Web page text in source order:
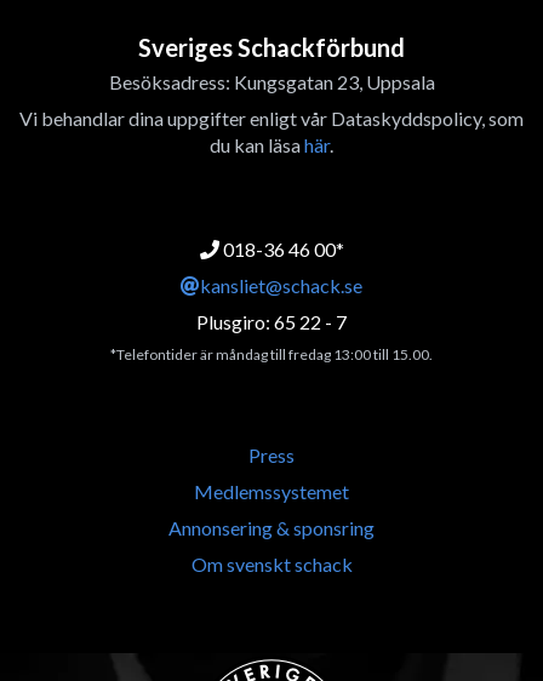
Sveriges Schackförbund
Besöksadress: Kungsgatan 23, Uppsala
Vi behandlar dina uppgifter enligt vår Dataskyddspolicy, som
du kan läsahär.
018-36 46 00*
kansliet@schack.se
Plusgiro: 65 22 - 7
*Telefontider är måndag till fredag 13:00 till 15.00.
Press
Medlemssystemet
Annonsering & sponsring
Om svenskt schack